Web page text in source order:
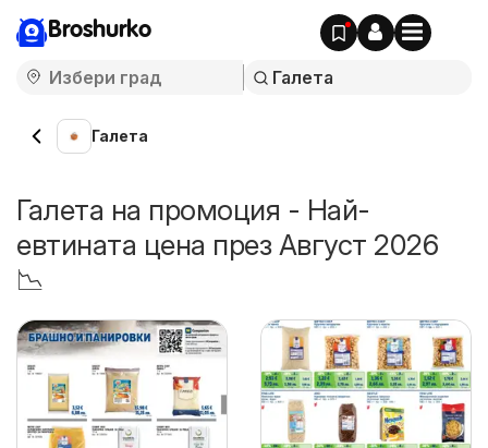
Broshurko
Галета
Галета на промоция - Най-
евтината цена през Август 2026
📉